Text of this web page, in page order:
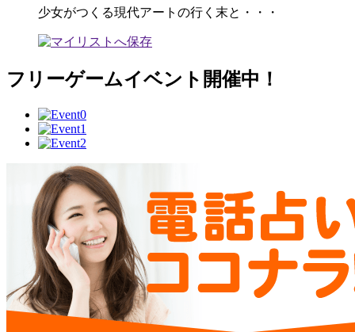
少女がつくる現代アートの行く末と・・・
フリーゲームイベント開催中！